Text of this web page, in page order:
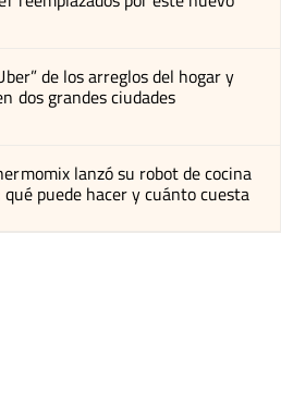
de los arreglos del hogar y
dos grandes ciudades
lanzó su robot de cocina
puede hacer y cuánto cuesta